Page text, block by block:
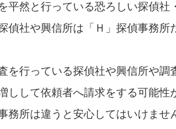
平然と行っている恐ろしい探偵社
偵社や興信所は「Ｈ」探偵事務所
を行っている探偵社や興信所や
しして依頼者へ請求をする可能
務所は違うと安心してはいけま